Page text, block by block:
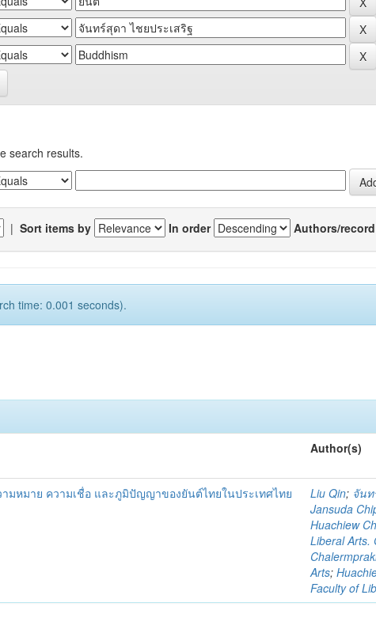
search results.
| Sort items by In order Authors/record
time: 0.001 seconds).
Author(s)
มหมาย ความเชื่อ และภูมิปัญญาของยันต์ไทยในประเทศไทย Liu Qin; จัน
Jansuda
Huachiew
Liberal Arts.
Arts;
Faculty of